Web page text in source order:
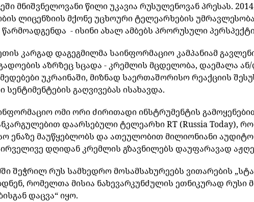
მნიშვნელოვანიწილიუკავია რუსულენოვანპრესას.
ლიცენზიის მქონე უცხოურიტელეარხების უმრავლესობა
წარმოადგენდა -ისინიახალამბებს პრორუსული
კარგად დაგეგმილმა საინფორმაციო კამპანიამ
აზრზეცსცადა - კრემლის მცდელობა,დაემალა ან/
უკრაინაში, მიზნად საერთაშორისო რეაქციის
გაღვივებას ისახავდა.
ომიორიძირითადიინსტრუმენტის
დაარსებულიტელეარხიRT (Russia Today),
ენაზე მაუწყებლობს და ათეულობით მილიონიანი
დღიდან კრემლის გზავნილებს დაუფარავად
შეჭრილრუს სამხედრომოსამსახურეებს ვითარების „
,რომელთა მისია ნახევარკუნძულის ეთნიკურად რუსი
დაცვა“იყო.